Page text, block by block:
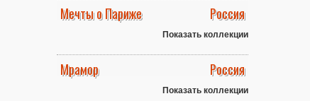
Мечты о Париже Россия
Показать коллекции
Мрамор Россия
Показать коллекции